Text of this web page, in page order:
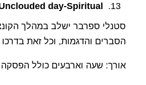
day-Spiritual
סטנלי ספרבר ישלב במהלך
הסברים והדגמות, וכל זאת
אורך: שעה וארבעים כולל הפסקה